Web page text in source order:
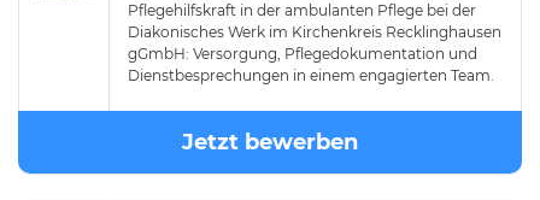
Pflegehilfskraft in der ambulanten Pflege bei der
Diakonisches Werk im Kirchenkreis Recklinghausen
gGmbH: Versorgung, Pflegedokumentation und
Dienstbesprechungen in einem engagierten Team.
Jetzt bewerben